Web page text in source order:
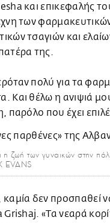
και επικεφαλής
των
τσαγιών και
της.
πολύ για τα
Και θέλω η ανιψιά
παρόλο που έχει
ζωή των γυναικών στην
EVANS
δεν προσπαθεί
«Τα νεαρά